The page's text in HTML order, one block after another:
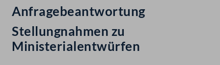
Anfragebeantwortung
Stellungnahmen zu
Ministerialentwürfen